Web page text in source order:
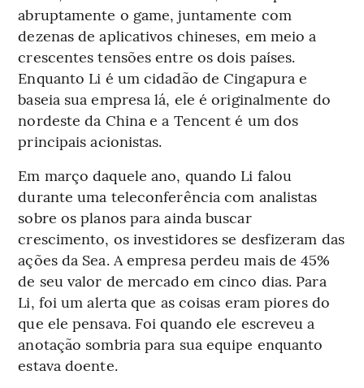
abruptamente o game, juntamente com
dezenas de aplicativos chineses, em meio a
crescentes tensões entre os dois países.
Enquanto Li é um cidadão de Cingapura e
baseia sua empresa lá, ele é originalmente do
nordeste da China e a Tencent é um dos
principais acionistas.
Em março daquele ano, quando Li falou
durante uma teleconferência com analistas
sobre os planos para ainda buscar
crescimento, os investidores se desfizeram das
ações da Sea. A empresa perdeu mais de 45%
de seu valor de mercado em cinco dias. Para
Li, foi um alerta que as coisas eram piores do
que ele pensava. Foi quando ele escreveu a
anotação sombria para sua equipe enquanto
estava doente.